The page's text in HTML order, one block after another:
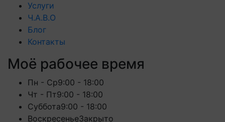
Услуги
Ч.А.В.О
Блог
Контакты
Моё рабочее время
Пн - Ср9:00 - 18:00
Чт - Пт9:00 - 18:00
Суббота9:00 - 18:00
ВоскресеньеЗакрыто